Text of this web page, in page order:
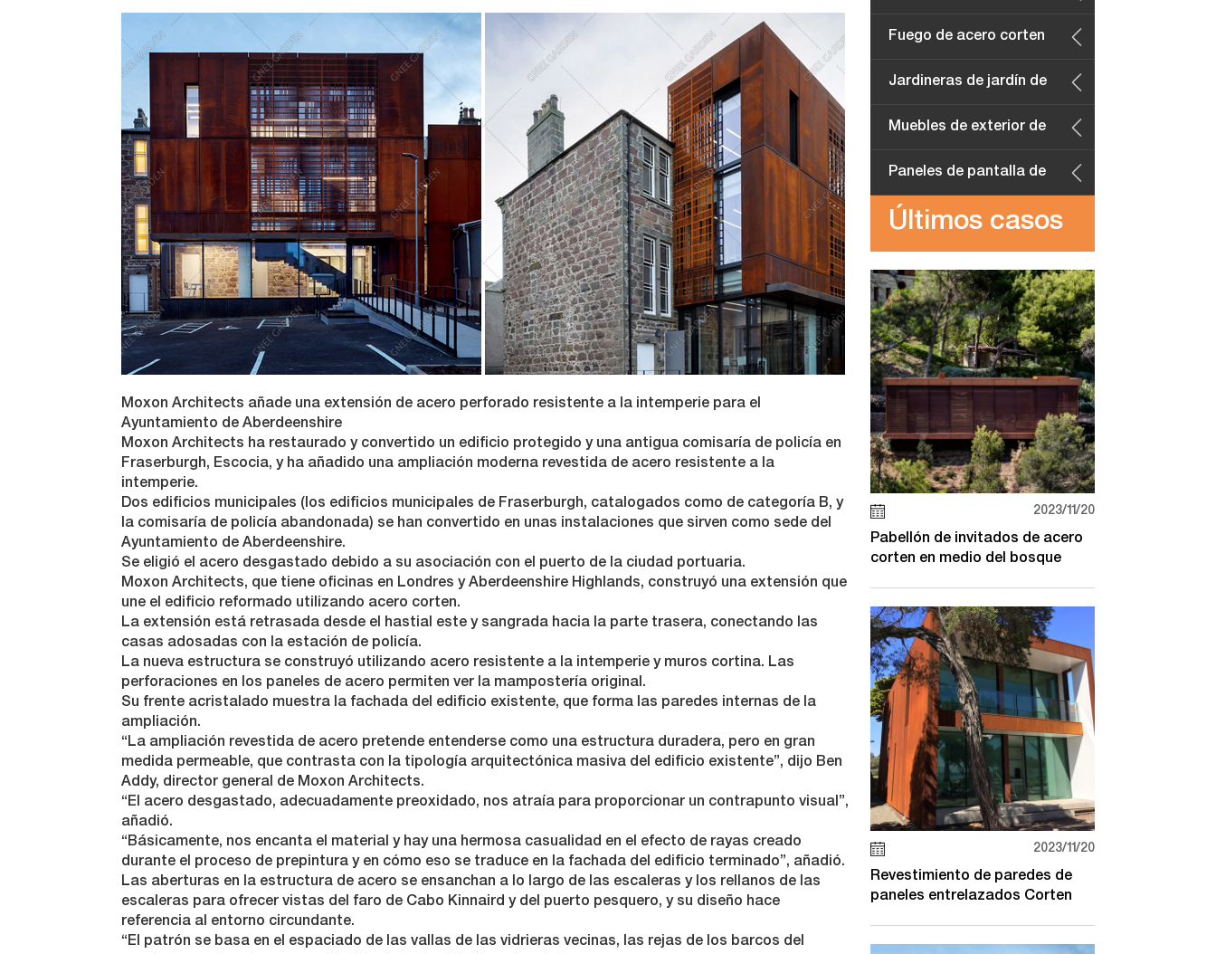
Moxon Architects añade una extensión de acero perforado resistente a la intemperie para el
Ayuntamiento de Aberdeenshire
Moxon Architects ha restaurado y convertido un edificio protegido y una antigua comisaría de policía en
Fraserburgh, Escocia, y ha añadido una ampliación moderna revestida de acero resistente a la
intemperie.
Dos edificios municipales (los edificios municipales de Fraserburgh, catalogados como de categoría B, y
la comisaría de policía abandonada) se han convertido en unas instalaciones que sirven como sede del
Ayuntamiento de Aberdeenshire.
Se eligió el acero desgastado debido a su asociación con el puerto de la ciudad portuaria.
Moxon Architects, que tiene oficinas en Londres y Aberdeenshire Highlands, construyó una extensión que
une el edificio reformado utilizando acero corten.
La extensión está retrasada desde el hastial este y sangrada hacia la parte trasera, conectando las
casas adosadas con la estación de policía.
La nueva estructura se construyó utilizando acero resistente a la intemperie y muros cortina. Las
perforaciones en los paneles de acero permiten ver la mampostería original.
Su frente acristalado muestra la fachada del edificio existente, que forma las paredes internas de la
ampliación.
“La ampliación revestida de acero pretende entenderse como una estructura duradera, pero en gran
medida permeable, que contrasta con la tipología arquitectónica masiva del edificio existente”, dijo Ben
Addy, director general de Moxon Architects.
“El acero desgastado, adecuadamente preoxidado, nos atraía para proporcionar un contrapunto visual”,
añadió.
“Básicamente, nos encanta el material y hay una hermosa casualidad en el efecto de rayas creado
durante el proceso de prepintura y en cómo eso se traduce en la fachada del edificio terminado”, añadió.
Las aberturas en la estructura de acero se ensanchan a lo largo de las escaleras y los rellanos de las
escaleras para ofrecer vistas del faro de Cabo Kinnaird y del puerto pesquero, y su diseño hace
referencia al entorno circundante.
“El patrón se basa en el espaciado de las vallas de las vidrieras vecinas, las rejas de los barcos del
corten
Fuego de acero corten
Jardineras de jardín de
acero corten
Muebles de exterior de
acero corten
Paneles de pantalla de
acero corten
Últimos casos
2023/11/20
Pabellón de invitados de acero
corten en medio del bosque
2023/11/20
Revestimiento de paredes de
paneles entrelazados Corten